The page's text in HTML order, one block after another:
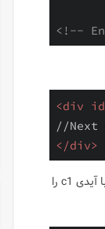
<!--
<div id
</div>
سپس تب مورد نظر را برای محتوای مورد نظرمان میسازیم و به آن میگوییم که با کلیک روی لینک تب div مورد نظر با آیدی c1 را